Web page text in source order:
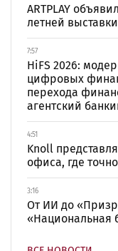
ARTPLAY
летней
7:57
HiFS 2026:
цифровых
перехода
агентский
4:51
Knoll
офиса, где
3:16
От ИИ до
«Национальная